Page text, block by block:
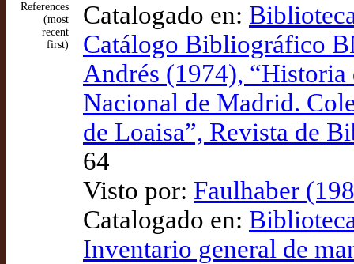
References
(most
recent
first)
Catalogado en:
Catálogo Bibliográfico
Andrés (1974),
Nacional de Madrid.
de Loaisa”, Revista de
64
Visto por: Faulhaber
Catalogado en:
Inventario general de